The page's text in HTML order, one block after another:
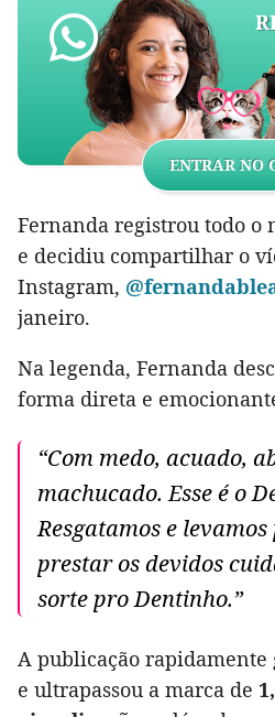
ENTRAR NO
Fernanda registrou todo o
e decidiu compartilhar o
Instagram,
janeiro.
Na legenda, Fernanda
forma direta e
“Com medo, acuado,
machucado. Esse é o
Resgatamos e
prestar os devidos
sorte pro Dentinho.”
A publicação rapidamente
e ultrapassou a marca de